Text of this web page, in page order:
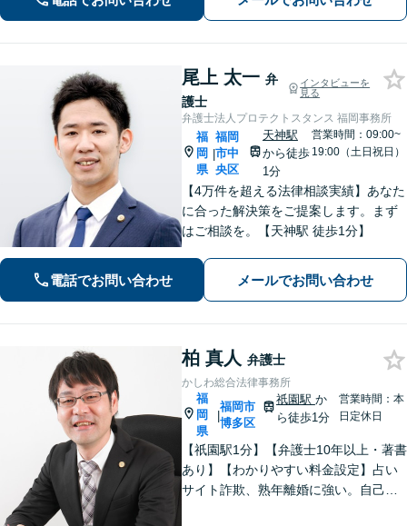
解決方法や選択肢の提示をいたします
尾上 太一 弁
護士
インタビューを
見る
弁護士法人プロテクトスタンス 福岡事務所
福
岡
県
|
福岡
市中
央区
天神駅
から徒歩
1分
営業時間：09:00~
19:00（土日祝日）
【4万件を超える法律相談実績】あなた
に合った解決策をご提案します。まず
はご相談を。【天神駅 徒歩1分】
電話でお問い合わせ メールでお問い合わせ
柏 真人 弁護士
かしわ総合法律事務所
福
岡
県
|
福岡市
博多区
祇園駅 か
ら徒歩1分
営業時間：本
日定休日
【祇園駅1分】【弁護士10年以上・著書
あり】【わかりやすい料金設定】占い
サイト詐欺、熟年離婚に強い。自己破